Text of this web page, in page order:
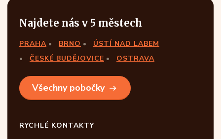
Najdete nás v 5 městech
PRAHA BRNO
ÚSTÍ NAD LABEM
ČESKÉ BUDĚJOVICE
OSTRAVA
Všechny pobočky
RYCHLÉ KONTAKTY